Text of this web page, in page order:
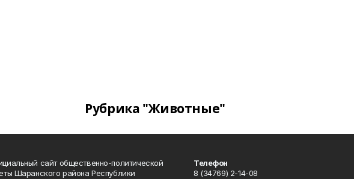
Рубрика "Животные"
сайт общественно-политической
Шаранского района Республики
Телефон
8 (34769) 2-14-08